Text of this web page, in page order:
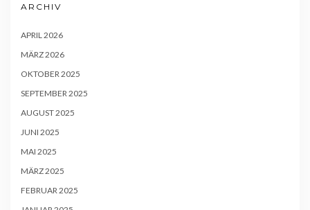
ARCHIV
APRIL 2026
MÄRZ 2026
OKTOBER 2025
SEPTEMBER 2025
AUGUST 2025
JUNI 2025
MAI 2025
MÄRZ 2025
FEBRUAR 2025